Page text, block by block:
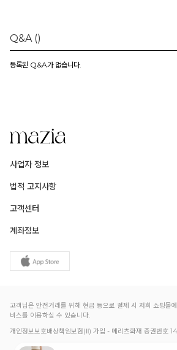
Q&A ()
등록된 Q&A가 없습니다.
사업자 정보
법적 고지사항
고객센터
계좌정보
고객님은 안전거래를 위해 현금 등으로 결제 시 저희 쇼핑몰
비스를 이용하실 수 있습니다.
개인정보보호배상책임보험(Ⅱ) 가입 - 메리츠화재 증권번호